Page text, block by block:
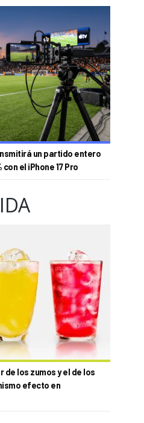
un partido entero
el iPhone 17 Pro
de los zumos y el de los
efecto en